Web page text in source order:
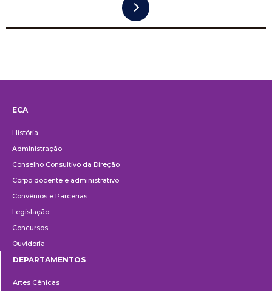
ECA
História
Administração
Conselho Consultivo da Direção
Corpo docente e administrativo
Convênios e Parcerias
Legislação
Concursos
Ouvidoria
DEPARTAMENTOS
Artes Cênicas